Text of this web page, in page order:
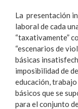
La presentación
laboral de cada
“taxativamente”
“escenarios de
básicas
imposibilidad de
educación,
básicos que se
para el conjunto